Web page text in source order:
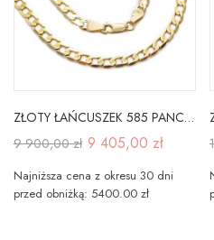
ZŁOTY ŁAŃCUSZEK 585 PANCERKA PEŁNA 50 cm
9 900,00 zł 9 405,00 zł
Najniższa cena z okresu 30 dni
przed obniżką: 5400.00 zł